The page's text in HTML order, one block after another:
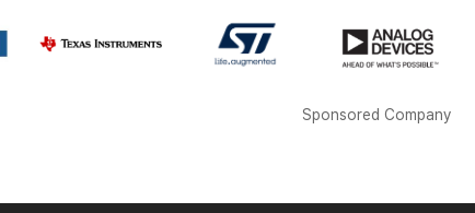
Sponsored Company